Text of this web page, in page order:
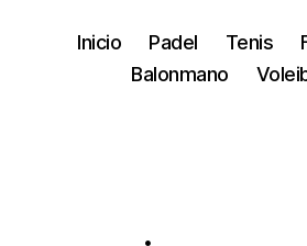
Inicio Padel Tenis
Balonmano